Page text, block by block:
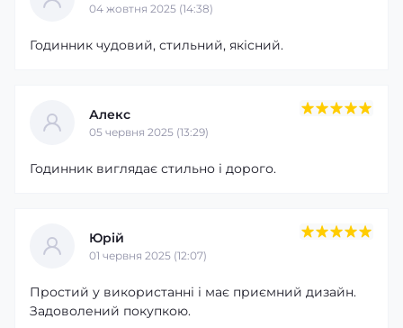
04 жовтня 2025 (14:38)
Годинник чудовий, стильний, якісний.
Алекс
05 червня 2025 (13:29)
Годинник виглядає стильно і дорого.
Юрій
01 червня 2025 (12:07)
Простий у використанні і має приємний дизайн.
Задоволений покупкою.